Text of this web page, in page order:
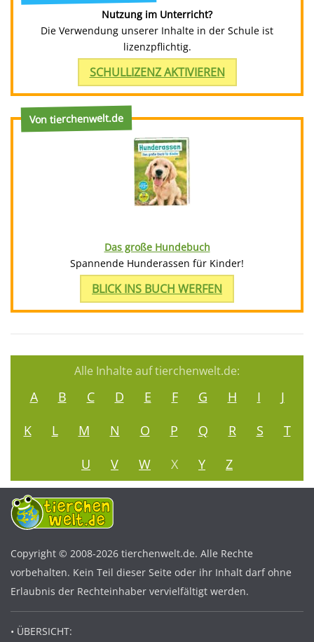
Nutzung im Unterricht?
Die Verwendung unserer Inhalte in der Schule ist
lizenzpflichtig.
SCHULLIZENZ AKTIVIEREN
Von tierchenwelt.de
Das große Hundebuch
Spannende Hunderassen für Kinder!
BLICK INS BUCH WERFEN
Alle Inhalte auf tierchenwelt.de:
A B C D E F G H I
J
K
L M N O P Q R S
T
U
V W X Y Z
Copyright © 2008-2026 tierchenwelt.de. Alle Rechte
vorbehalten. Kein Teil dieser Seite oder ihr Inhalt darf ohne
Erlaubnis der Rechteinhaber vervielfältigt werden.
• ÜBERSICHT: